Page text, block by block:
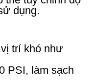
dụng.
trí khó như
PSI, làm sạch